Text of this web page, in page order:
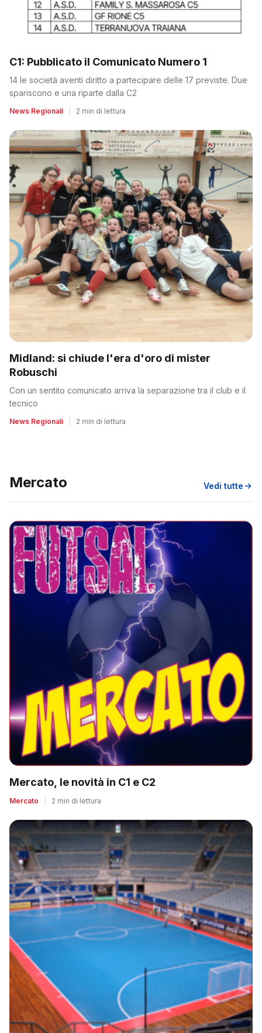
C1: Pubblicato il Comunicato Numero 1
14 le società aventi diritto a partecipare delle 17 previste. Due
spariscono e una riparte dalla C2
News Regionali 2 min di lettura
Midland: si chiude l'era d'oro di mister
Robuschi
Con un sentito comunicato arriva la separazione tra il club e il
tecnico
News Regionali 2 min di lettura
Mercato Vedi tutte
Mercato, le novità in C1 e C2
Mercato 2 min di lettura